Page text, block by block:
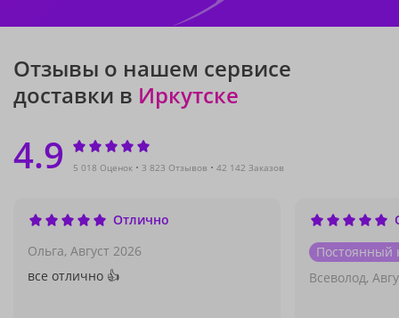
Отзывы о нашем сервисе
доставки в Иркутске
4.9 5 018 Оценок 3 823 Отзывов 42 142 Заказов
Отлично
Ольга, Август 2026
все отлично 👍
Постоянный
Всеволод,